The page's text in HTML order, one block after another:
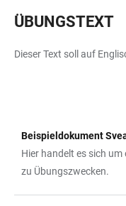
ÜBUNGSTEXT
Dieser Text soll auf
TABELLE
Beispieldokument
Hier handelt es sich
zu Übungszwecken.